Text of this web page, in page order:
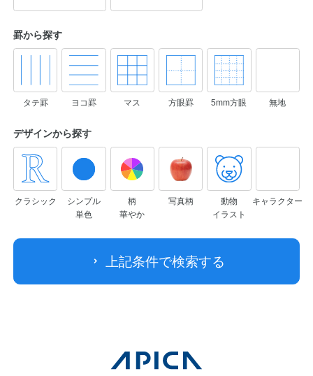
罫から探す
タテ罫 ヨコ罫 マス 方眼罫 5mm方眼 無地
デザインから探す
クラシック
シンプル
単色
柄
華やか
写真柄
動物
イラスト
キャラクター
上記条件で検索する